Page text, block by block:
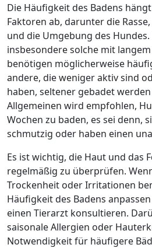
Die Häufigkeit des Badens
Faktoren ab, darunter die
und die Umgebung des Hundes.
insbesondere solche mit
benötigen möglicherweise
andere, die weniger aktiv sind
haben, seltener gebadet
Allgemeinen wird empfohlen,
Wochen zu baden, es sei denn,
schmutzig oder haben einen
Es ist wichtig, die Haut und das
regelmäßig zu überprüfen.
Trockenheit oder Irritationen
Häufigkeit des Badens
einen Tierarzt konsultieren.
saisonale Allergien oder
Notwendigkeit für häufigere